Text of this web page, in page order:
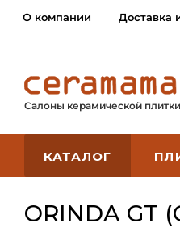
О компании Доставка
Салоны керамической плитки
КАТАЛОГ
ORINDA GT